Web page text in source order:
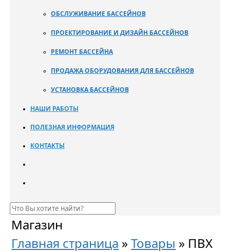
ОБСЛУЖИВАНИЕ БАССЕЙНОВ
ПРОЕКТИРОВАНИЕ И ДИЗАЙН БАССЕЙНОВ
РЕМОНТ БАССЕЙНА
ПРОДАЖА ОБОРУДОВАНИЯ ДЛЯ БАССЕЙНОВ
УСТАНОВКА БАССЕЙНОВ
НАШИ РАБОТЫ
ПОЛЕЗНАЯ ИНФОРМАЦИЯ
КОНТАКТЫ
Магазин
Главная страница »Товары » ПВХ